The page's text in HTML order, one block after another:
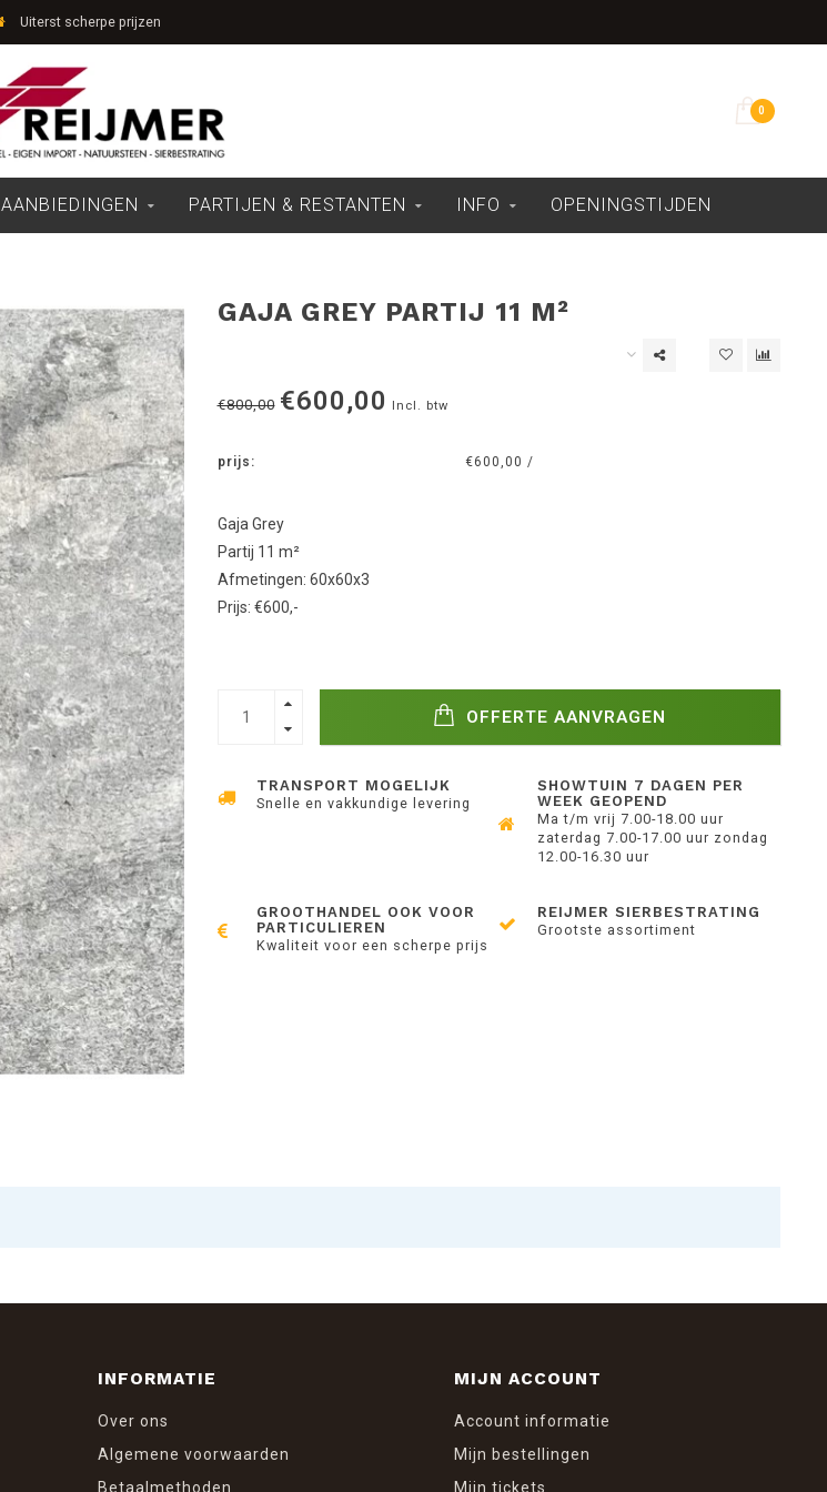
Uiterst scherpe prijzen
0
AANBIEDINGEN PARTIJEN & RESTANTEN INFO OPENINGSTIJDEN
GAJA GREY PARTIJ 11 M²
€800,00 €600,00 Incl. btw
prijs: €600,00 /
Gaja Grey
Partij 11 m²
Afmetingen: 60x60x3
Prijs: €600,-
OFFERTE AANVRAGEN
TRANSPORT MOGELIJK
Snelle en vakkundige levering
SHOWTUIN 7 DAGEN PER
WEEK GEOPEND
Ma t/m vrij 7.00-18.00 uur
zaterdag 7.00-17.00 uur zondag
12.00-16.30 uur
GROOTHANDEL OOK VOOR
PARTICULIEREN
Kwaliteit voor een scherpe prijs
REIJMER SIERBESTRATING
Grootste assortiment
INFORMATIE
Over ons
Algemene voorwaarden
Betaalmethoden
MIJN ACCOUNT
Account informatie
Mijn bestellingen
Mijn tickets